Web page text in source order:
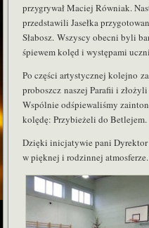
przygrywał Maciej Równiak.
przedstawili Jasełka
Słabosz. Wszyscy obecni byli
śpiewem kolęd i występami
Po części artystycznej kolejno
proboszcz naszej Parafii i
Wspólnie odśpiewaliśmy
kolędę: Przybieżeli do Betlejem.
Dzięki inicjatywie pani Dyrektor
w pięknej i rodzinnej atmosferze.